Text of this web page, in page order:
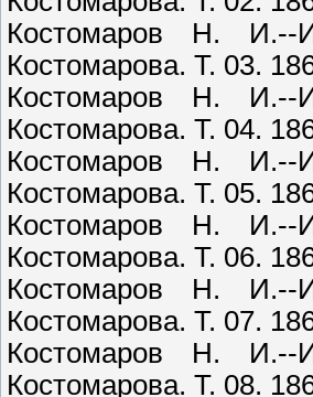
Костомаров Н. И.--
Костомарова. Т. 03.
Костомаров Н. И.--
Костомарова. Т. 04.
Костомаров Н. И.--
Костомарова. Т. 05.
Костомаров Н. И.--
Костомарова. Т. 06.
Костомаров Н. И.--
Костомарова. Т. 07.
Костомаров Н. И.--
Костомарова. Т. 08.